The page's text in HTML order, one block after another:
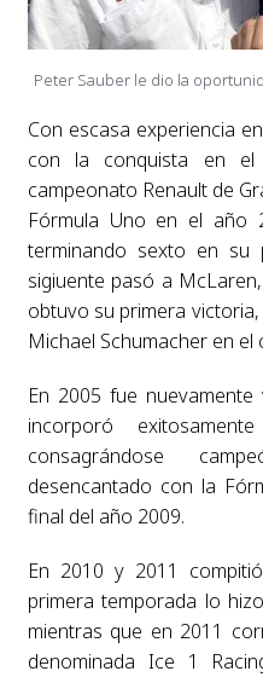
Peter Sauber le dio la
Con escasa experiencia
con la conquista en
campeonato Renault de
Fórmula Uno en el año
terminando sexto en su
sigiuente pasó a
obtuvo su primera
Michael Schumacher en el
En 2005 fue
incorporó
consagrándose
desencantado con la
final del año 2009.
En 2010 y 2011
primera temporada lo
mientras que en 2011
denominada Ice 1